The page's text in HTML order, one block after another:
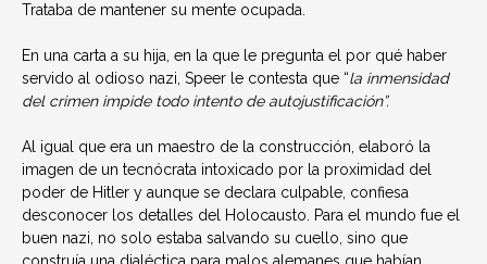
Trataba de mantener su mente ocupada.
En una carta a su hija, en la que le pregunta el por qué haber
servido al odioso nazi, Speer le contesta que “la inmensidad
del crimen impide todo intento de autojustificación”.
Al igual que era un maestro de la construcción, elaboró la
imagen de un tecnócrata intoxicado por la proximidad del
poder de Hitler y aunque se declara culpable, confiesa
desconocer los detalles del Holocausto. Para el mundo fue el
buen nazi, no solo estaba salvando su cuello, sino que